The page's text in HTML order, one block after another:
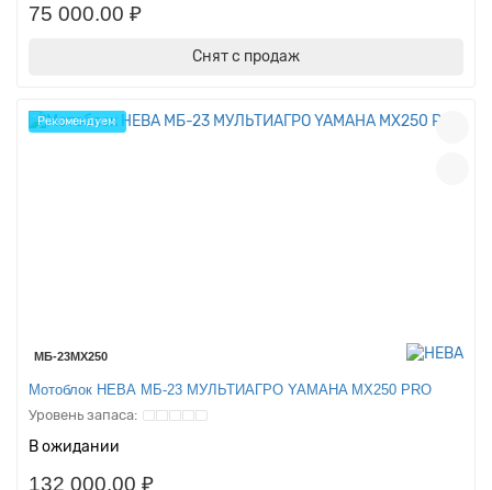
75 000.00 ₽
Снят с продаж
Рекомендуем
МБ-23MX250
Мотоблок НЕВА МБ-23 МУЛЬТИАГРО YAMAHA MX250 PRO
В ожидании
132 000.00 ₽